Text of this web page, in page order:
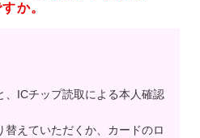
か。
、ICチップ読取による本人確認
えていただくか、カードのロ